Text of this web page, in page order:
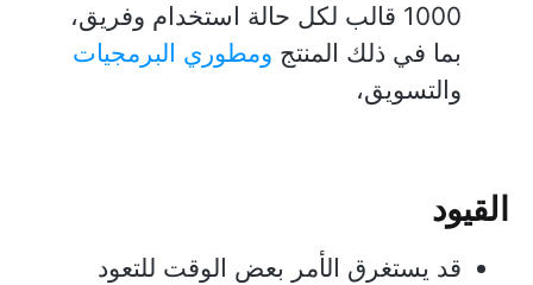
1000 قالب لكل حالة استخدام وفريق،
بما في ذلك المنتج ومطوري البرمجيات
والتسويق،
القيود
قد يستغرق الأمر بعض الوقت للتعود